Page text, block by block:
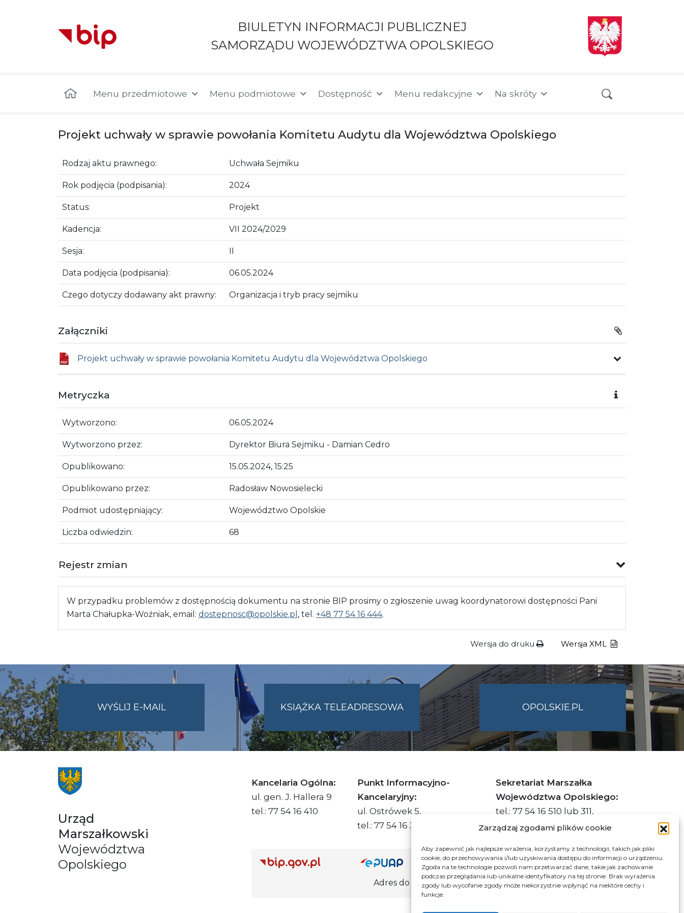
Zarządzaj zgodami plików cookie
Aby zapewnić jak najlepsze wrażenia, korzystamy z technologii, takich jak pliki
cookie, do przechowywania i/lub uzyskiwania dostępu do informacji o urządzeniu.
Zgoda na te technologie pozwoli nam przetwarzać dane, takie jak zachowanie
podczas przeglądania lub unikalne identyfikatory na tej stronie. Brak wyrażenia
zgody lub wycofanie zgody może niekorzystnie wpłynąć na niektóre cechy i
funkcje.
BIULETYN INFORMACJI PUBLICZNEJ
SAMORZĄDU WOJEWÓDZTWA OPOLSKIEGO
Menu przedmiotowe Menu podmiotowe Dostępność Menu redakcyjne Na skróty
Projekt uchwały w sprawie powołania Komitetu Audytu dla Województwa Opolskiego
Rodzaj aktu prawnego: Uchwała Sejmiku
Rok podjęcia (podpisania): 2024
Status: Projekt
Kadencja: VII 2024/2029
Sesja: II
Data podjęcia (podpisania): 06.05.2024
Czego dotyczy dodawany akt prawny: Organizacja i tryb pracy sejmiku
Załączniki
Projekt uchwały w sprawie powołania Komitetu Audytu dla Województwa Opolskiego
Metryczka
Wytworzono: 06.05.2024
Wytworzono przez: Dyrektor Biura Sejmiku - Damian Cedro
Opublikowano: 15.05.2024, 15:25
Opublikowano przez: Radosław Nowosielecki
Podmiot udostępniający: Województwo Opolskie
Liczba odwiedzin: 68
Rejestr zmian
W przypadku problemów z dostępnością dokumentu na stronie BIP prosimy o zgłoszenie uwag koordynatorowi dostępności Pani
Marta Chałupka-Woźniak, email: dostepnosc@opolskie.pl , tel. +48 77 54 16 444.
Wersja do druku Wersja XML
WYŚLIJ E-MAILNA
UMWO@OPOLSKIE.PL
KSIĄŻKA TELEADRESOWA OPOLSKIE.PL
Urząd
Marszałkowski
Województwa
Opolskiego
Kancelaria Ogólna:
ul. gen. J. Hallera 9
tel.: 77 54 16 410
Punkt Informacyjno-
Kancelaryjny:
ul. Ostrówek 5,
tel.: 77 54 16 332
Sekretariat Marszałka
Województwa Opolskiego:
tel.: 77 54 16 510 lub 311,
faks: 77 54 16 512
Adres ePUAP Urzędu: /q877fxtk55/SkrytkaESP
Adres do e-Doręczeń Urzędu: AE:PL-66703-73759-IGTUV-14